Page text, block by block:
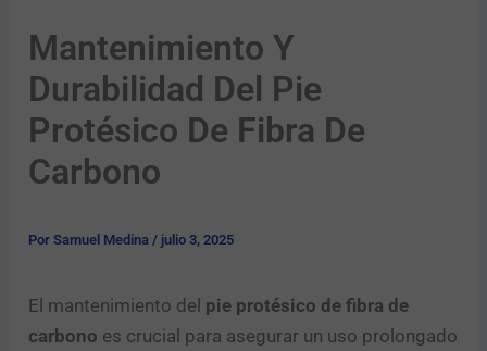
Mantenimiento Y
Durabilidad Del Pie
Protésico De Fibra De
Carbono
PorSamuel Medina / julio 3, 2025
El mantenimiento del pie protésico de fibra de
carbono es crucial para asegurar un uso prolongado